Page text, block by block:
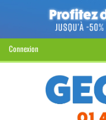
Connexion